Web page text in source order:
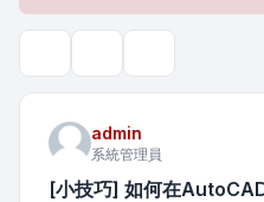
admin
系統管理員
[小技巧] 如何在